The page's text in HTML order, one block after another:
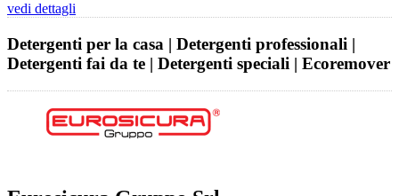
vedi dettagli
Detergenti per la casa | Detergenti professionali |
Detergenti fai da te | Detergenti speciali | Ecoremover